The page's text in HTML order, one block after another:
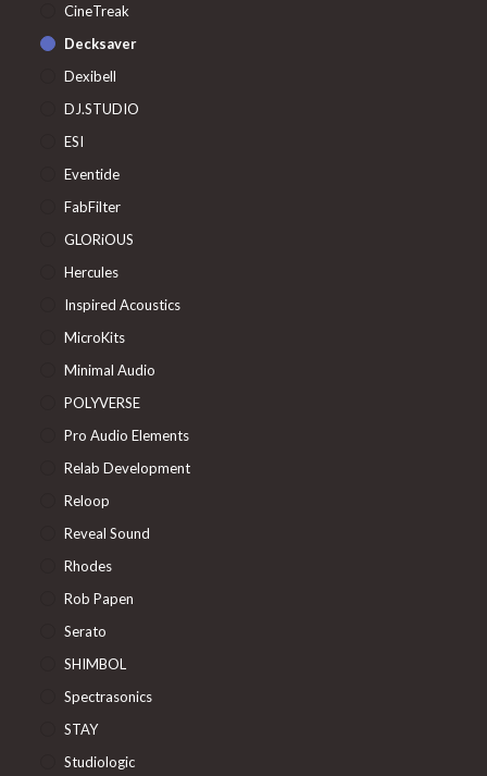
CineTreak
Decksaver
Dexibell
DJ.STUDIO
ESI
Eventide
FabFilter
GLORiOUS
Hercules
Inspired Acoustics
MicroKits
Minimal Audio
POLYVERSE
Pro Audio Elements
Relab Development
Reloop
Reveal Sound
Rhodes
Rob Papen
Serato
SHIMBOL
Spectrasonics
STAY
Studiologic